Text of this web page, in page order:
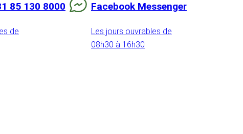
85 130 8000
de
Facebook Messenger
Les jours ouvrables de
08h30 à 16h30